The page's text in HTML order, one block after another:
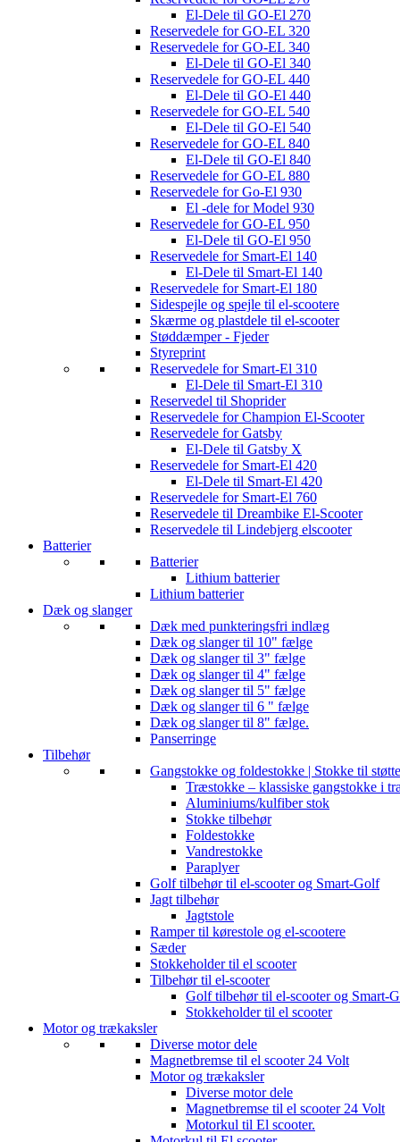
El-Dele til GO-El 270
Reservedele for GO-EL 320
Reservedele for GO-EL 340
El-Dele til GO-El 340
Reservedele for GO-EL 440
El-Dele til GO-El 440
Reservedele for GO-EL 540
El-Dele til GO-El 540
Reservedele for GO-EL 840
El-Dele til GO-El 840
Reservedele for GO-EL 880
Reservedele for Go-El 930
El -dele for Model 930
Reservedele for GO-EL 950
El-Dele til GO-El 950
Reservedele for Smart-El 140
El-Dele til Smart-El 140
Reservedele for Smart-El 180
Sidespejle og spejle til el-scootere
Skærme og plastdele til el-scooter
Støddæmper - Fjeder
Styreprint
Reservedele for Smart-El 310
El-Dele til Smart-El 310
Reservedel til Shoprider
Reservedele for Champion El-Scooter
Reservedele for Gatsby
El-Dele til Gatsby X
Reservedele for Smart-El 420
El-Dele til Smart-El 420
Reservedele for Smart-El 760
Reservedele til Dreambike El-Scooter
Reservedele til Lindebjerg elscooter
Batterier
Batterier
Lithium batterier
Lithium batterier
Dæk og slanger
Dæk med punkteringsfri indlæg
Dæk og slanger til 10" fælge
Dæk og slanger til 3" fælge
Dæk og slanger til 4" fælge
Dæk og slanger til 5" fælge
Dæk og slanger til 6 " fælge
Dæk og slanger til 8" fælge.
Panserringe
Tilbehør
Gangstokke og foldestokke | Stokke til støtte
Træstokke – klassiske gangstokke i
Aluminiums/kulfiber stok
Stokke tilbehør
Foldestokke
Vandrestokke
Paraplyer
Golf tilbehør til el-scooter og Smart-Golf
Jagt tilbehør
Jagtstole
Ramper til kørestole og el-scootere
Sæder
Stokkeholder til el scooter
Tilbehør til el-scooter
Golf tilbehør til el-scooter og Smart-
Stokkeholder til el scooter
Motor og trækaksler
Diverse motor dele
Magnetbremse til el scooter 24 Volt
Motor og trækaksler
Diverse motor dele
Magnetbremse til el scooter 24 Volt
Motorkul til El scooter.